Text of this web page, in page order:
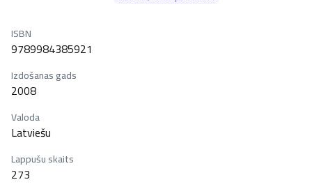
ISBN
9789984385921
Izdošanas gads
2008
Valoda
Latviešu
Lappušu skaits
273